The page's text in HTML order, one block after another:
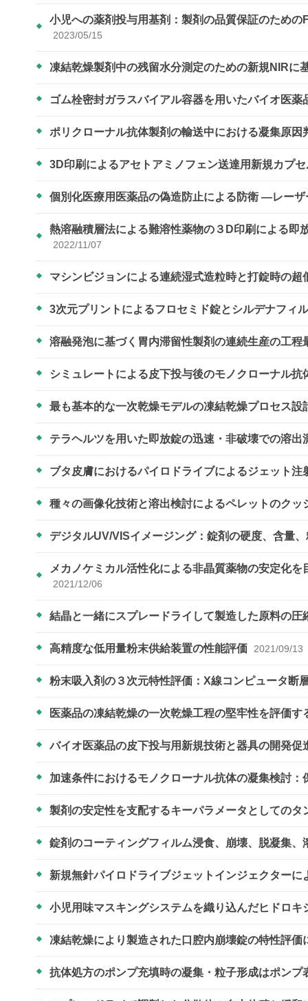
小児への薬剤投与用基剤：製剤の品質保証のため
2023/05/15
凍結乾燥製剤中の残留水分測定のための新規NIRに
ゴム栓密封ガラスバイアル容器を用いたバイオ医
ポリクローナル抗体製剤の輸送中における凝集原
3D印刷によるアセトアミノフェン送達用新規カプ
個別化医療用医薬品の偽造防止による防衛 ―レー
熱溶融積層法による難溶性薬物の３D印刷による即
2022/11/07
マシンビジョンによる連続湿式造粒時と打錠時の
3次元プリントによるフロセミド錠とシルデナフィ
溶融発泡に基づく胃内滞留性製剤の連続生産の工程
シミュレートによる皮下投与後のモノクローナル抗
最も基本的な一次乾燥モデルの凍結乾燥プロセス
テラヘルツを用いた即放錠の迅速・非破壊での溶出
ブタ皮膚におけるパイロドライブによるジェット
種々の画像化技術と溶出検討によるペレットのク
デジタルUV/VISイメージング：錠剤の硬度、含量
メカノケミカル活性化による非晶質薬物の安定化
2021/12/06
結晶と一緒にスプレードライして製造した原料の
高精度な低用量粉末供給装置の性能評価 2021/09/13
粉末吸入剤の３次元特性評価：X線コンピュータ断
医薬品の凍結乾燥の一次乾燥工程の堅牢性を評価
バイオ医薬品の皮下投与用新規技術と器具の開発促
加速条件におけるモノクローナル抗体の凝集検討
製剤の安定性を支配するキーパラメータとしての
錠剤のコーティングフィルム浸食、崩壊、脱凝集
新規無針パイロドライブジェットインジェクター
小児用味マスキングシステムを織り込んだヒドロ
凍結乾燥により製造された口腔内崩壊錠の特性評
抗体処方のポンプ充填時の凝集・粒子形成はポン